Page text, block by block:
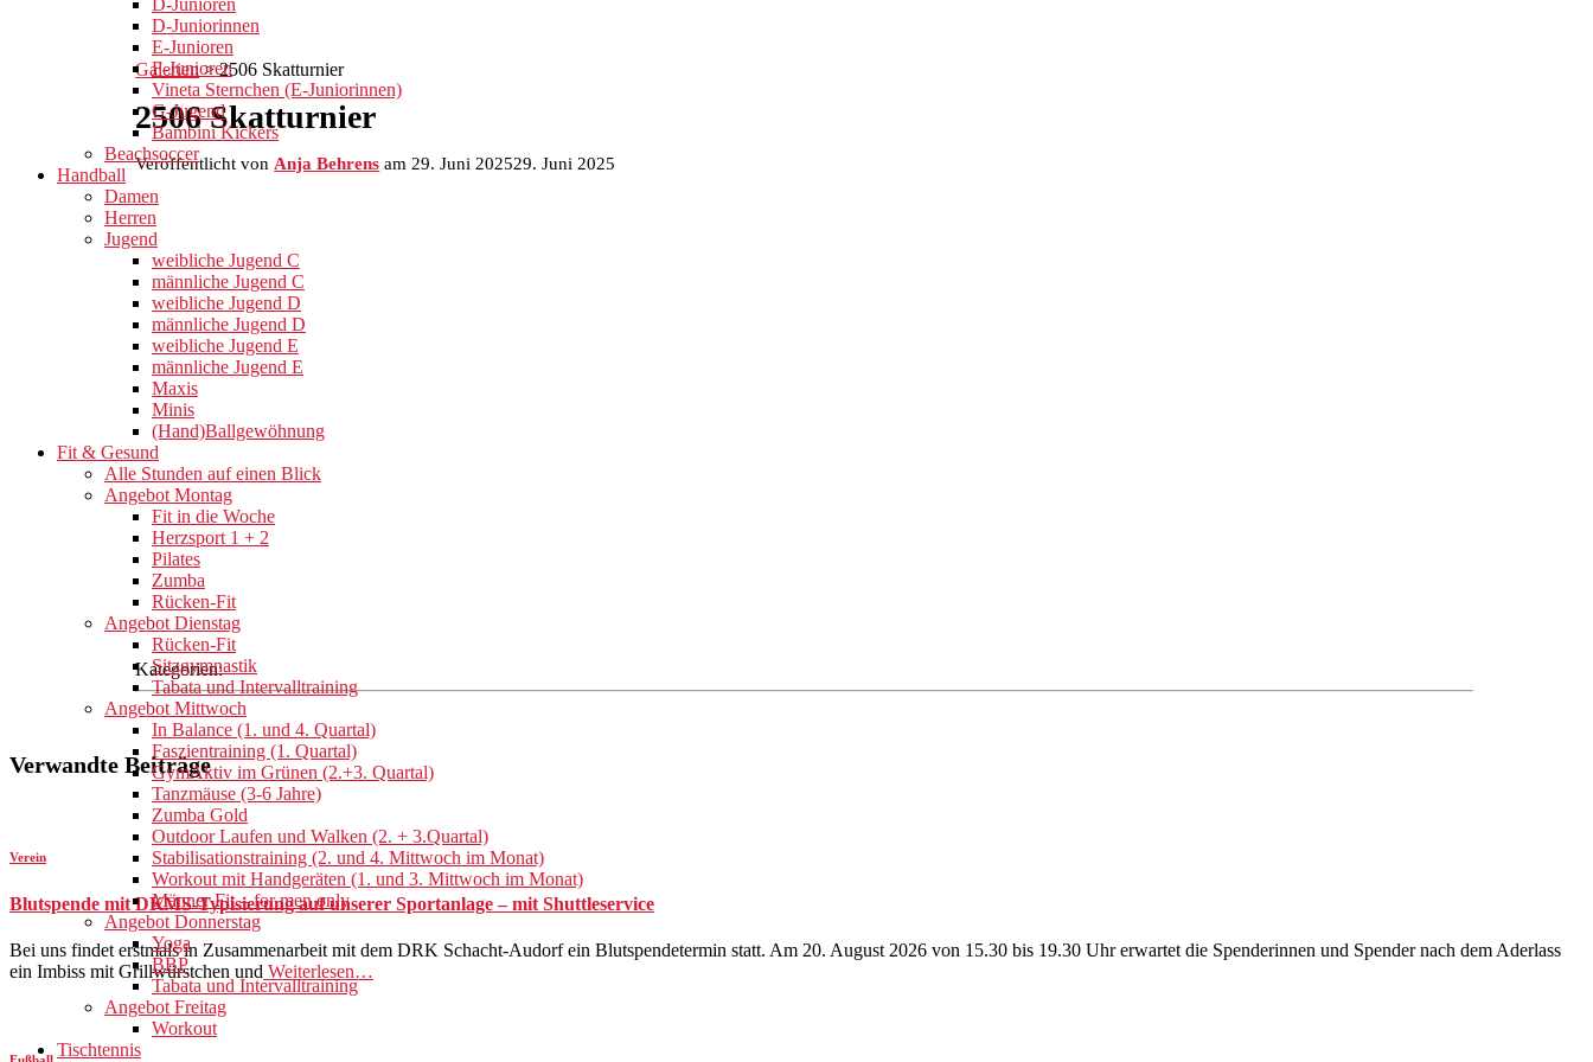
D-Junioren
D-Juniorinnen
E-Junioren
F-Junioren
Vineta Sternchen (E-Juniorinnen)
G-Jugend
Bambini Kickers
Beachsoccer
Handball
Damen
Herren
Jugend
weibliche Jugend C
männliche Jugend C
weibliche Jugend D
männliche Jugend D
weibliche Jugend E
männliche Jugend E
Maxis
Minis
(Hand)Ballgewöhnung
Fit & Gesund
Alle Stunden auf einen Blick
Angebot Montag
Fit in die Woche
Herzsport 1 + 2
Pilates
Zumba
Rücken-Fit
Angebot Dienstag
Rücken-Fit
Sitzgymnastik
Tabata und Intervalltraining
Angebot Mittwoch
In Balance (1. und 4. Quartal)
Faszientraining (1. Quartal)
GymAktiv im Grünen (2.+3. Quartal)
Tanzmäuse (3-6 Jahre)
Zumba Gold
Outdoor Laufen und Walken (2. + 3.Quartal)
Stabilisationstraining (2. und 4. Mittwoch im Monat)
Workout mit Handgeräten (1. und 3. Mittwoch im Monat)
Männer Fit – for men only
Angebot Donnerstag
Yoga
BBP
Tabata und Intervalltraining
Angebot Freitag
Workout
Tischtennis
Galerien>2506 Skatturnier
2506 Skatturnier
Veröffentlicht von Anja Behrens am 29. Juni 202529. Juni 2025
Kategorien:
Verwandte Beiträge
Verein
Blutspende mit DKMS-Typisierung auf unserer Sportanlage – mit Shuttleservice
Bei uns findet erstmals in Zusammenarbeit mit dem DRK Schacht-Audorf ein Blutspendetermin statt. Am 20. August 2026 von 15.30 bis 19.30 Uhr erwartet die Spenderinnen und Spender nach dem Aderlass
ein Imbiss mit Grillwürstchen und Weiterlesen…